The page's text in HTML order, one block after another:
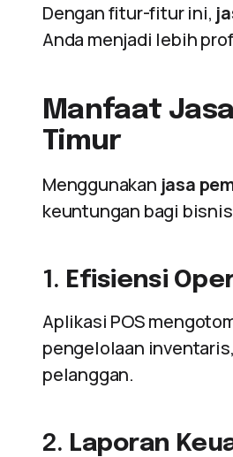
Dengan fitur-fitur ini,
Anda menjadi lebih
Manfaat
Timur
Menggunakan jasa
keuntungan bagi
1. Efisiensi
Aplikasi POS
pengelolaan
pelanggan.
2. Laporan